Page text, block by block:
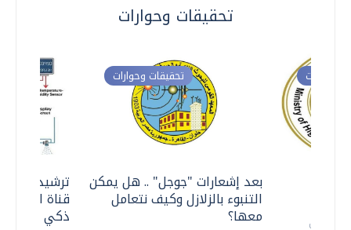
تحقيقات وحوارات
ترشيدا
قناة
ذكي
تحقيقات وحوارات
بعد إشعارات "جوجل" .. هل يمكن
التنبوء بالزلازل وكيف نتعامل
معها؟
وحوارات